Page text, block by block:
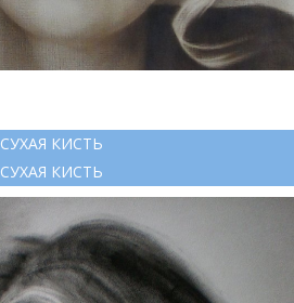
СУХАЯ КИСТЬ
СУХАЯ КИСТЬ